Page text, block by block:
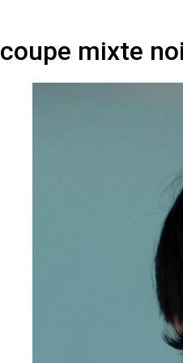
coupe mixte